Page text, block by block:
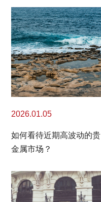
2026.01.05
如何看待近期高波动的贵
金属市场？